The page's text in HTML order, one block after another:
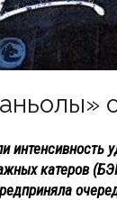
интенсивность
катеров